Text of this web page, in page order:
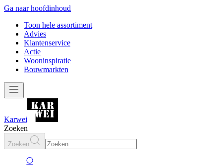
Ga naar hoofdinhoud
Toon hele assortiment
Advies
Klantenservice
Actie
Wooninspiratie
Bouwmarkten
Karwei
Zoeken
Zoeken